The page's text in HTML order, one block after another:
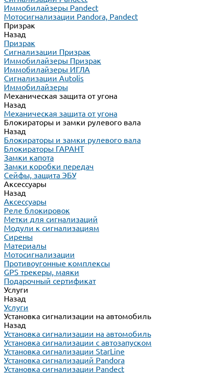
Иммобилайзеры Pandect
Мотосигнализации Pandora, Pandect
Призрак
Назад
Призрак
Сигнализации Призрак
Иммобилайзеры Призрак
Иммобилайзеры ИГЛА
Сигнализации Autolis
Иммобилайзеры
Механическая защита от угона
Назад
Механическая защита от угона
Блокираторы и замки рулевого вала
Назад
Блокираторы и замки рулевого вала
Блокираторы ГАРАНТ
Замки капота
Замки коробки передач
Сейфы, защита ЭБУ
Аксессуары
Назад
Аксессуары
Реле блокировок
Метки для сигнализаций
Модули к сигнализациям
Сирены
Материалы
Мотосигнализации
Противоугонные комплексы
GPS трекеры, маяки
Подарочный сертификат
Услуги
Назад
Услуги
Установка сигнализации на автомобиль
Назад
Установка сигнализации на автомобиль
Установка сигнализации с автозапуском
Установка сигнализации StarLine
Установка сигнализаций Pandora
Установка сигнализации Pandect